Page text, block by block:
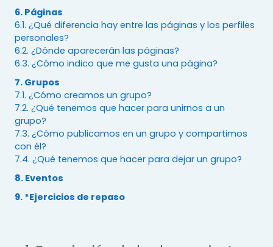
6. Páginas
6.1. ¿Qué diferencia hay entre las páginas y los perfiles
personales?
6.2. ¿Dónde aparecerán las páginas?
6.3. ¿Cómo indico que me gusta una página?
7. Grupos
7.1. ¿Cómo creamos un grupo?
7.2. ¿Qué tenemos que hacer para unirnos a un
grupo?
7.3. ¿Cómo publicamos en un grupo y compartimos
con él?
7.4. ¿Qué tenemos que hacer para dejar un grupo?
8. Eventos
9. *Ejercicios de repaso